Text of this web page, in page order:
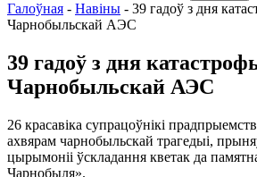
Галоўная - Навіны - 39 гадоў з дня
Чарнобыльскай АЭС
39 гадоў з дня
Чарнобыльскай АЭС
26 красавіка супрацоўнікі
ахвярам чарнобыльскай трагедыі,
цырымоніі ўскладання кветак да
Чарнобыля».